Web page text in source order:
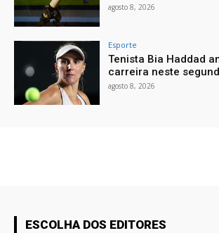
agosto 8, 2026
Esporte
Tenista Bia Haddad
carreira neste
agosto 8, 2026
ESCOLHA DOS EDITORES